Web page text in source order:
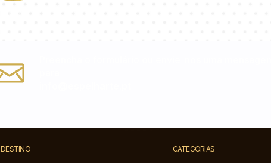
DESTINO CATEGORIAS